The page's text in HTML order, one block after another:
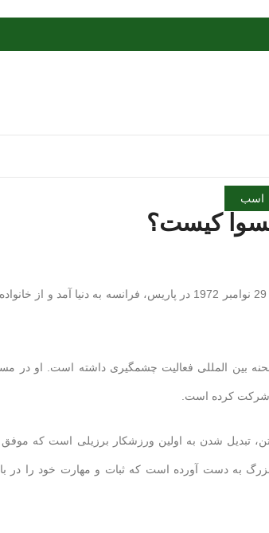
اسب
کیست؟
رودریگو پسوا یک سوارکار برزیلی بسیار ماهر در پرش با اسب است. او در 29 نوامبر 1972 در
بین المللی فعالیت چشمگیری داشته است. او در
پسوآ شامل کسب طلای انفرادی در بازی های المپیک 2004 آتن، تبدیل شدن به اولین
به دست آورده است که ثبات و مهارت خود را در